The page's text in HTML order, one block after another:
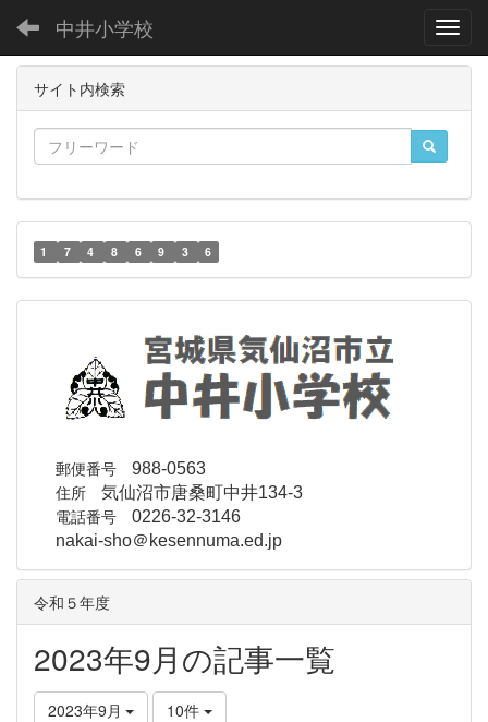
中井小学校
サイト内検索
1 7 4 8 6 9 3 6
郵便番号 988-0563
住所 気仙沼市唐桑町中井134-3
電話番号 0226-32-3146
nakai-sho＠kesennuma.ed.jp
令和５年度
2023年9月の記事一覧
2023年9月 10件